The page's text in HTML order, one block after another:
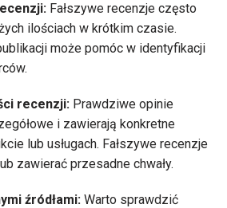
Fałszywe recenzje często
ilościach w krótkim czasie.
może pomóc w identyfikacji
recenzji: Prawdziwe opinie
i zawierają konkretne
lub usługach. Fałszywe recenzje
zawierać przesadne chwały.
źródłami: Warto sprawdzić